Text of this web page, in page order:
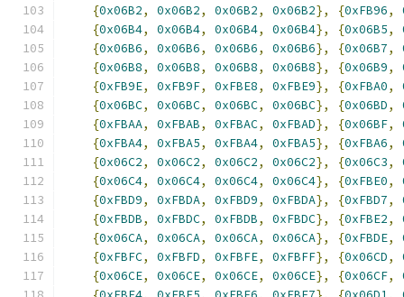
{0x06B2, 0x06B2, 0x06B2, 0x06B2}, {0xFB96,
{0x06B4, 0x06B4, 0x06B4, 0x06B4}, {0x06B5,
{0x06B6, 0x06B6, 0x06B6, 0x06B6}, {0x06B7,
{0x06B8, 0x06B8, 0x06B8, 0x06B8}, {0x06B9,
{0xFB9E, 0xFB9F, 0xFBE8, 0xFBE9}, {0xFBA0,
{0x06BC, 0x06BC, 0x06BC, 0x06BC}, {0x06BD,
{0xFBAA, 0xFBAB, 0xFBAC, 0xFBAD}, {0x06BF,
{0xFBA4, 0xFBA5, 0xFBA4, 0xFBA5}, {0xFBA6,
{0x06C2, 0x06C2, 0x06C2, 0x06C2}, {0x06C3,
{0x06C4, 0x06C4, 0x06C4, 0x06C4}, {0xFBE0,
{0xFBD9, 0xFBDA, 0xFBD9, 0xFBDA}, {0xFBD7,
{0xFBDB, 0xFBDC, 0xFBDB, 0xFBDC}, {0xFBE2,
{0x06CA, 0x06CA, 0x06CA, 0x06CA}, {0xFBDE,
{0xFBFC, 0xFBFD, 0xFBFE, 0xFBFF}, {0x06CD,
{0x06CE, 0x06CE, 0x06CE, 0x06CE}, {0x06CF,